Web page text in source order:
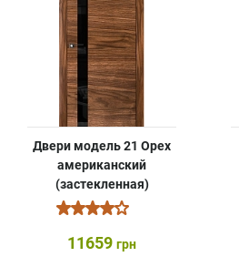
Двери модель 21 Орех
американский
(застекленная)
11659 грн